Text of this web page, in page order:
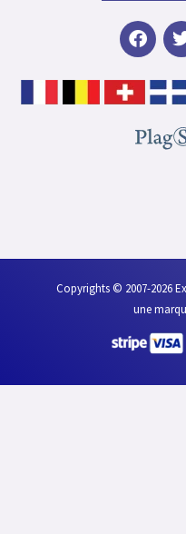
F
a
e
b
o
t
t
Copyrights © 2007-2026
une